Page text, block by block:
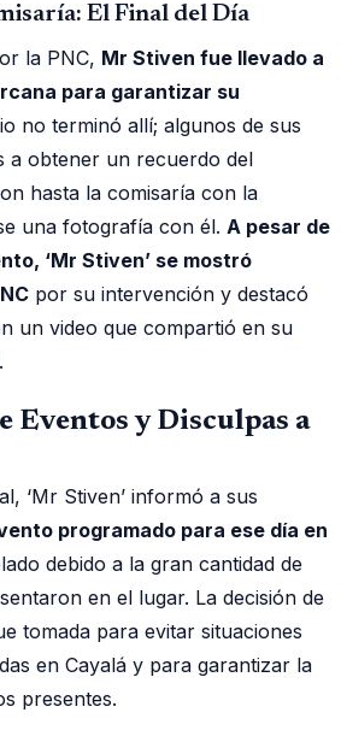
El Final del Día
la PNC, Mr Stiven fue llevado a
para garantizar su
no terminó allí; algunos de sus
a obtener un recuerdo del
hasta la comisaría con la
una fotografía con él. A pesar de
‘Mr Stiven’ se mostró
por su intervención y destacó
un video que compartió en su
Eventos y Disculpas a
‘Mr Stiven’ informó a sus
programado para ese día en
debido a la gran cantidad de
en el lugar. La decisión de
tomada para evitar situaciones
en Cayalá y para garantizar la
presentes.